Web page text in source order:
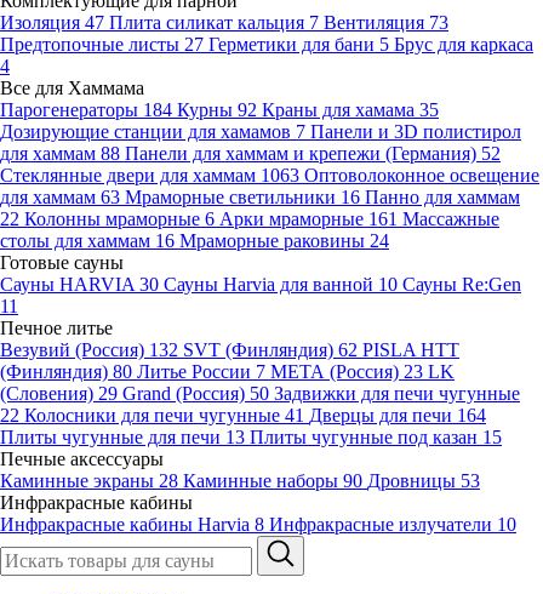
Изоляция 47 Плита силикат кальция 7 Вентиляция 73
Предтопочные листы 27 Герметики для бани 5 Брус для каркаса
4
Все для Хаммама
Парогенераторы 184 Курны 92 Краны для хамама 35
Дозирующие станции для хамамов 7 Панели и 3D полистирол
для хаммам 88 Панели для хаммам и крепежи (Германия) 52
Стеклянные двери для хаммам 1063 Оптоволоконное освещение
для хаммам 63 Мраморные светильники 16 Панно для хаммам
22 Колонны мраморные 6 Арки мраморные 161 Массажные
столы для хаммам 16 Мраморные раковины 24
Готовые сауны
Сауны HARVIA 30 Сауны Harvia для ванной 10 Сауны Re:Gen
11
Печное литье
Везувий (Россия) 132 SVT (Финляндия) 62 PISLA HTT
(Финляндия) 80 Литье России 7 МЕТА (Россия) 23 LK
(Словения) 29 Grand (Россия) 50 Задвижки для печи чугунные
22 Колосники для печи чугунные 41 Дверцы для печи 164
Плиты чугунные для печи 13 Плиты чугунные под казан 15
Печные аксессуары
Каминные экраны 28 Каминные наборы 90 Дровницы 53
Инфракрасные кабины
Инфракрасные кабины Harvia 8 Инфракрасные излучатели 10